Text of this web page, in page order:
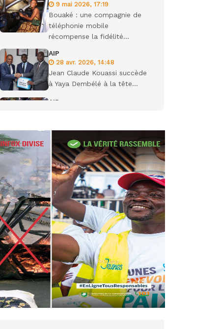
9 mai 2026, 17:19
Bouaké : une compagnie de
téléphonie mobile
récompense la fidélité...
AIP
28 avr. 2026, 14:48
Jean Claude Kouassi succède
à Yaya Dembélé à la tête...
AIP
Sadio Camara tué lors
d’attaques...
AIP
22 avr. 2026, 16:41
Des bureaux ravagés dans un
incendie survenu à la mairie...
AIP
10 avr. 2026, 09:48
Nommé Médiateur de la
République, Gaoussou Touré
prend officiellement fonction
AIP
13 mars 2026, 10:43
Nécrologie : décès de
Guillaume Houphouët-Boigny,
fils du Père fondateur...